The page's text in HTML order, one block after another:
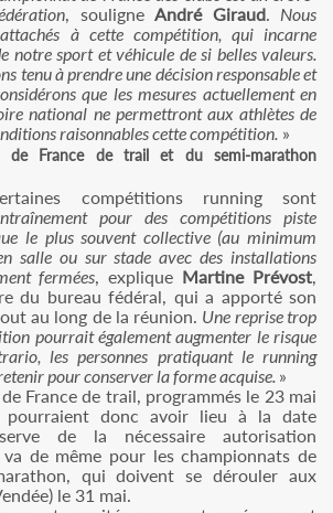
, souligneAndré Giraud. Nous
à cette compétition, qui incarne
notre sport et véhicule de si belles valeurs.
tenu à prendre une décision responsable et
que les mesures actuellement en
national ne permettront aux athlètes de
raisonnables cette compétition. »
de France de trail et du semi-marathon
compétitions running sont
pour des compétitions piste
le plus souvent collective (au minimum
salle ou sur stade avec des installations
fermées, explique Martine Prévost,
du bureau fédéral, qui a apporté son
au long de la réunion. Une reprise trop
pourrait également augmenter le risque
les personnes pratiquant le running
pour conserver la forme acquise. »
France de trail, programmés le 23 mai
pourraient donc avoir lieu à la date
de la nécessaire autorisation
de même pour les championnats de
qui doivent se dérouler aux
le 31 mai.